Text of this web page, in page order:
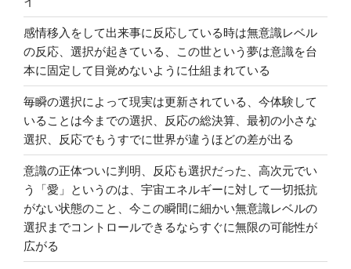
感情移入をして出来事に反応している時は無意識レベル
の反応、選択が起きている、この世という夢は意識を台
本に固定して目覚めないように仕組まれている
毎瞬の選択によって現実は更新されている、今体験して
いることは今までの選択、反応の総決算、最初の小さな
選択、反応でもうすでに世界が違うほどの差が出る
意識の正体ついに判明、反応も選択だった、高次元でい
う「愛」というのは、宇宙エネルギーに対して一切抵抗
がない状態のこと、今この瞬間に細かい無意識レベルの
選択までコントロールできるならすぐに無限の可能性が
広がる